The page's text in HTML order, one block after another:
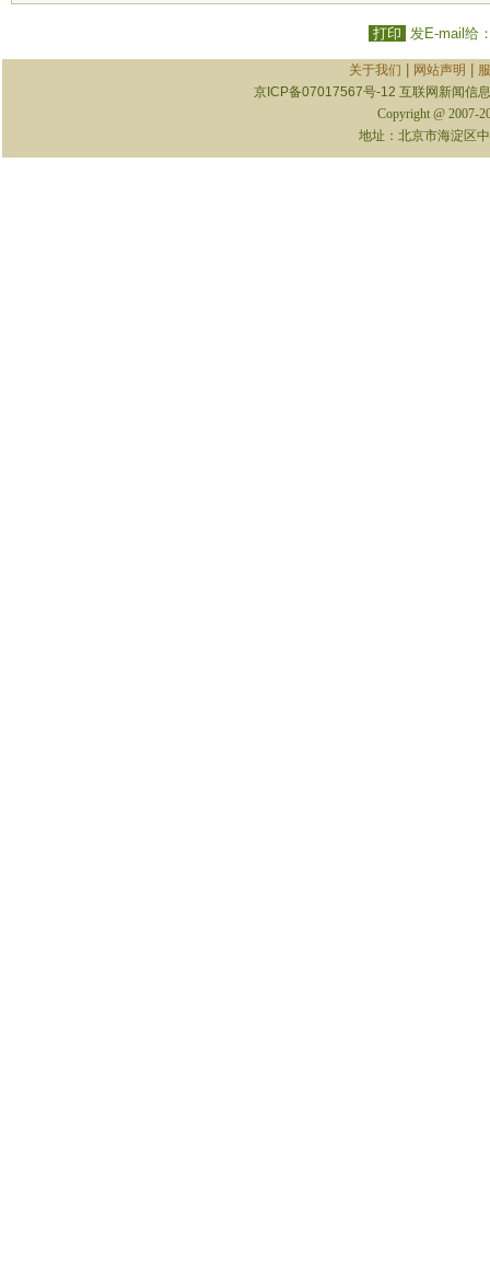
打印 发E-mail给
关于我们 网站声明
京ICP备07017567号-12 互联网新闻信
Copyright @ 2007-
地址：北京市海淀区